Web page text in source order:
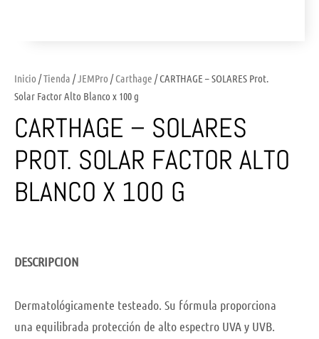
Inicio /Tienda /JEMPro /Carthage / CARTHAGE – SOLARES Prot.
Solar Factor Alto Blanco x 100 g
CARTHAGE – SOLARES
PROT. SOLAR FACTOR ALTO
BLANCO X 100 G
DESCRIPCION
Dermatológicamente testeado. Su fórmula proporciona
una equilibrada protección de alto espectro UVA y UVB.